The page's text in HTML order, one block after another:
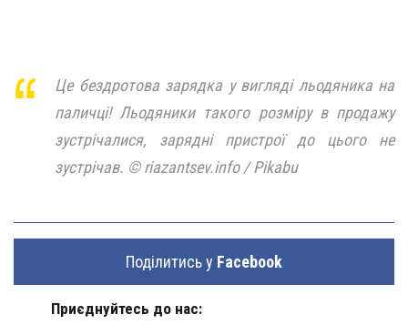
Це бездротова зарядка у вигляді льодяника на
паличці! Льодяники такого розміру в продажу
зустрічалися, зарядні пристрої до цього не
зустрічав. © riazantsev.info / Pikabu
Поділитись у Facebook
Приєднуйтесь до нас: